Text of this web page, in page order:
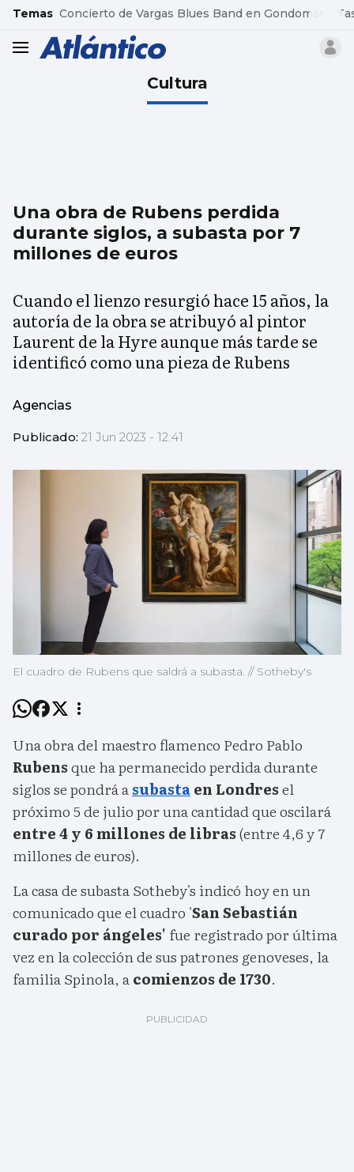
common.go-to-content
Temas Concierto de Vargas Blues Band en Gondomar
header.menu.open
Cultura
Una obra de Rubens perdida
durante siglos, a subasta por 7
millones de euros
Cuando el lienzo resurgió hace 15 años, la
autoría de la obra se atribuyó al pintor
Laurent de la Hyre aunque más tarde se
identificó como una pieza de Rubens
Agencias
Publicado: 21 Jun 2023 - 12:41
El cuadro de Rubens que saldrá a subasta. // Sotheby's
Una obra del maestro flamenco Pedro Pablo
Rubensque ha permanecido perdida durante
siglos se pondrá asubastaen Londresel
próximo 5 de julio por una cantidad que oscilará
entre 4 y 6 millones de libras(entre 4,6 y 7
millones de euros).
La casa de subasta Sotheby's indicó hoy en un
comunicado que el cuadro 'San Sebastián
curado por ángeles' fue registrado por última
vez en la colección de sus patrones genoveses, la
familia Spinola, acomienzos de 1730.